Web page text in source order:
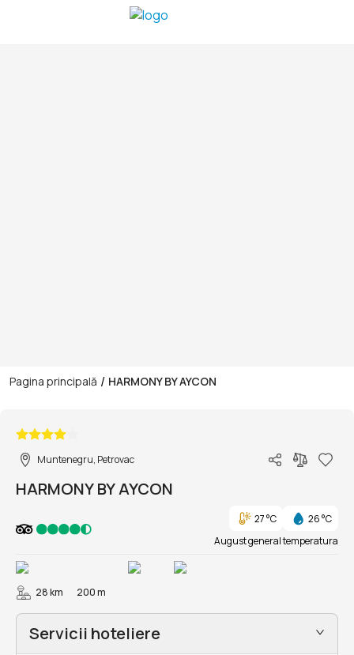
Pagina principală / HARMONY BY AYCON
Muntenegru, Petrovac
HARMONY BY AYCON
27 °C
26 °C
August general temperatura
28 km 200 m
Servicii hoteliere